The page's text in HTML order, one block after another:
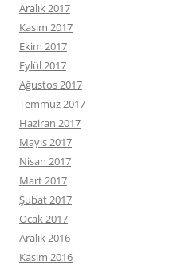
Aralık 2017
Kasım 2017
Ekim 2017
Eylül 2017
Ağustos 2017
Temmuz 2017
Haziran 2017
Mayıs 2017
Nisan 2017
Mart 2017
Şubat 2017
Ocak 2017
Aralık 2016
Kasım 2016